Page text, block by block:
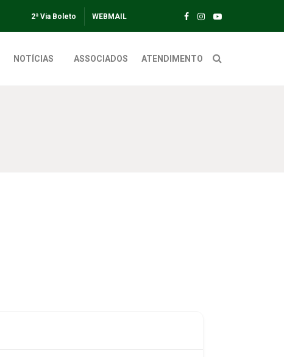
2ª Via Boleto WEBMAIL
NOTÍCIAS ASSOCIADOS ATENDIMENTO